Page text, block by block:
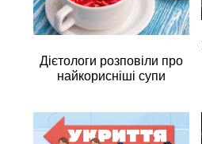
Дієтологи розповіли про
найкорисніші супи